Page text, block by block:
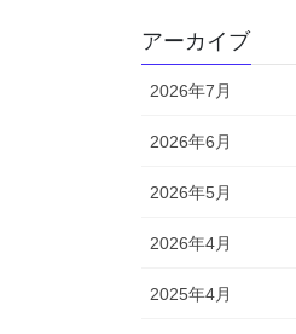
アーカイブ
2026年7月
2026年6月
2026年5月
2026年4月
2025年4月